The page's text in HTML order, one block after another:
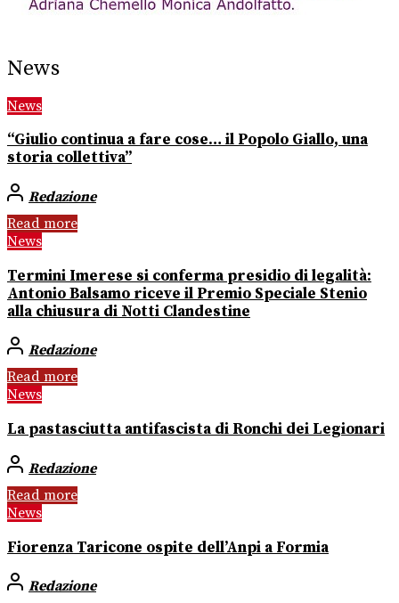
News
News
“Giulio continua a fare cose… il Popolo Giallo, una
storia collettiva”
Redazione
Read more
News
Termini Imerese si conferma presidio di legalità:
Antonio Balsamo riceve il Premio Speciale Stenio
alla chiusura di Notti Clandestine
Redazione
Read more
News
La pastasciutta antifascista di Ronchi dei Legionari
Redazione
Read more
News
Fiorenza Taricone ospite dell’Anpi a Formia
Redazione